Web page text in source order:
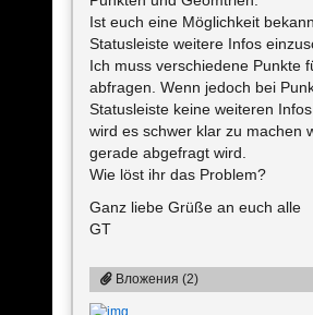
Ist euch eine Möglichkeit
Statusleiste weitere Infos
Ich muss verschiedene Punkte
abfragen. Wenn jedoch bei
Statusleiste keine weiteren
wird es schwer klar zu machen
gerade abgefragt wird.
Wie löst ihr das Problem?
Ganz liebe Grüße an euch alle
GT
Вложения (2)